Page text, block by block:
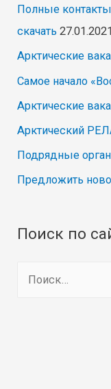
Полные
скачать 27.01.2021
Арктические
Самое начало
Арктические
Арктический
Подрядные
Предложить
Поиск по